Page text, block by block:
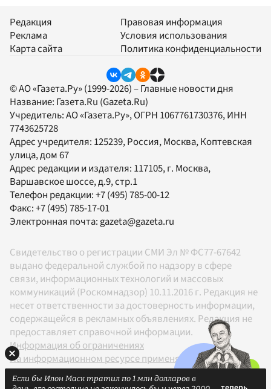
Редакция
Реклама
Карта сайта
Правовая информация
Условия использования
Политика конфиденциальности
© АО «Газета.Ру» (1999-2026) – Главные новости дня
Название: Газета.Ru (Gazeta.Ru)
Учредитель:АО «Газета.Ру», ОГРН 1067761730376, ИНН
7743625728
Адрес учредителя: 125239, Россия, Москва, Коптевская
улица, дом 67
Адрес редакции и издателя: 117105, г. Москва,
Варшавское шоссе, д.9, стр.1
Телефон редакции:+7 (495) 785-00-12
Факс:+7 (495) 785-17-01
Электронная почта: gazeta@gazeta.ru
Свидетельство о регистрации СМИ Эл № ФС77-67642
выдано федеральной службой по надзору в сфере
связи, информационных технологий и массовых
коммуникаций (Роскомнадзор) 10.11.2016 г. Редакция не
несет ответственности за достоверность информации,
содержащейся в рекламных объявлениях. Редакция не
предоставляет справочной информации.
Информация об ограничениях
На информационном ресурсе применяются
рекомендательные технологии в соответствии с
Правилами
Если бы Илон Маск тратил по 1 млн долларов в